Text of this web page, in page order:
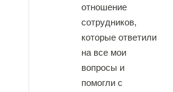
отношение
сотрудников,
которые ответили
на все мои
вопросы и
помогли с